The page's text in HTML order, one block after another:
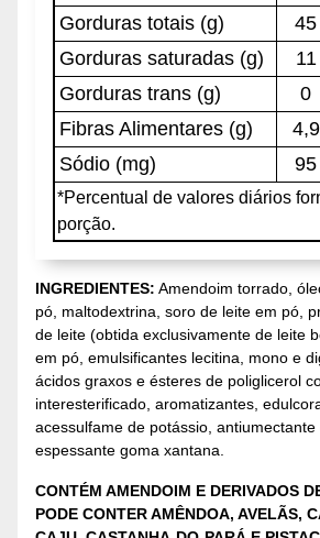
Gorduras totais (g)
45
Gorduras saturadas (g)
11
Gorduras trans (g)
0
Fibras Alimentares (g)
4,9
Sódio (mg)
95
*Percentual de valores diários
porção.
INGREDIENTES: Amendoim torrado,
pó, maltodextrina, soro de leite em pó,
de leite (obtida exclusivamente de leite
em pó, emulsificantes lecitina, mono e
ácidos graxos e ésteres de poliglicerol
interesterificado, aromatizantes,
acessulfame de potássio,
espessante goma xantana.
CONTÉM AMENDOIM E DERIVADOS
PODE CONTER AMÊNDOA, AVELÃS,